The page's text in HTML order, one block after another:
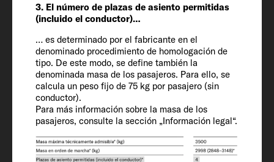
3. El número de plazas de asiento permitidas
(incluido el conductor)…
… es determinado por el fabricante en el
denominado procedimiento de homologación de
tipo. De este modo, se define también la
denominada masa de los pasajeros. Para ello, se
calcula un peso fijo de 75 kg por pasajero (sin
conductor).
Para más información sobre la masa de los
pasajeros, consulte la sección „Información legal“.
Longitud / Anchura / Altura
698 / 232 / 293 cm
Altura interior
210
Plazas de asiento permitidas (incl.
conductor)
4 + 1